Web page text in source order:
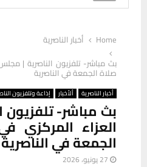
Home
أخبار الناصرية
بث مباشر- تلفزيون الناصرية |
صلاة الجمعة في الناصرية
أخبار الناصرية ألأخبار إذاعة وتلفزيون
بث مباشر-
العزاء
الجمعة في الناصرية
27 يونيو، 2026